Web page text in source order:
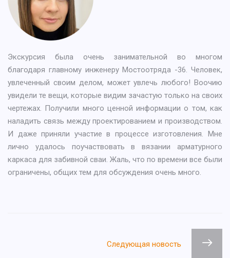
Экскурсия была очень занимательной во многом
благодаря главному инженеру Мостоотряда -36. Человек,
увлеченный своим делом, может увлечь любого! Воочию
увидели те вещи, которые видим зачастую только на своих
чертежах. Получили много ценной информации о том, как
наладить связь между проектированием и производством.
И даже приняли участие в процессе изготовления. Мне
лично удалось поучаствовать в вязании арматурного
каркаса для забивной сваи. Жаль, что по времени все были
ограничены, общих тем для обсуждения очень много.
Следующая новость